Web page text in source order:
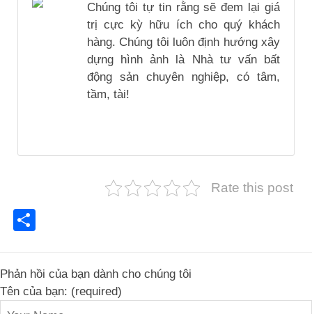
Chúng tôi tự tin rằng sẽ đem lại giá
trị cực kỳ hữu ích cho quý khách
hàng. Chúng tôi luôn định hướng xây
dựng hình ảnh là Nhà tư vấn bất
động sản chuyên nghiệp, có tâm,
tầm, tài!
Rate this post
Phản hồi của bạn dành cho chúng tôi
Tên của bạn: (required)